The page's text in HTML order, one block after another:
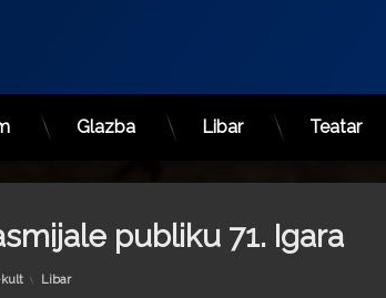
Glazba Libar Teatar
publiku 71. Igara
Kategorije:
Libar